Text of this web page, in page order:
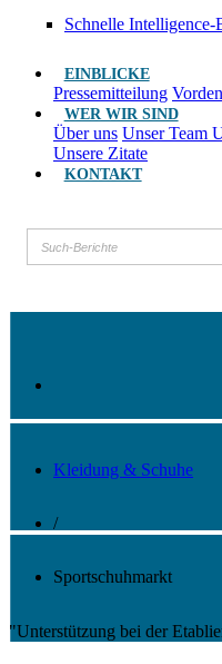
Schnelle Intelligence-
EINBLICKE
Pressemitteilung
WER WIR SIND
Über uns Unser Team
Unsere Zitate
KONTAKT
Kleidung & Schuhe
/
Sportschuhmarkt
"Unterstützung bei der